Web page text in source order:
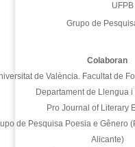
Grupo de
Colaboran
de València. Facultat de
Departament de Llengua
Pro Journal of Literary
de Pesquisa Poesia e Gênero
Alicante)